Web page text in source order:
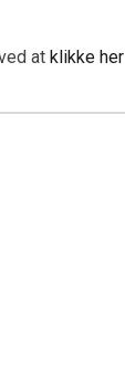
at klikke her